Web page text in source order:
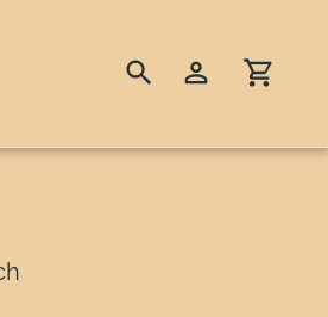
Suchen Einloggen